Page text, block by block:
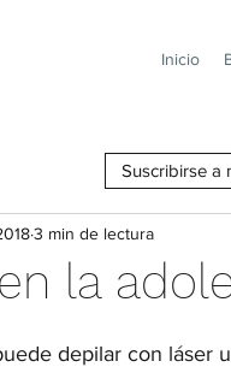
Inicio
Suscribirse a
la
3 min de lectura
depilar con láser